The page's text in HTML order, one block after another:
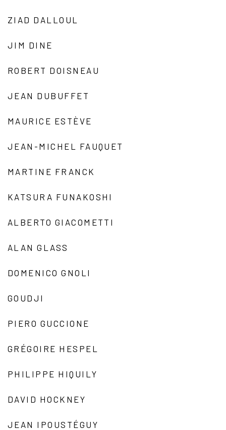
ZIAD DALLOUL
JIM DINE
ROBERT DOISNEAU
JEAN DUBUFFET
MAURICE ESTÈVE
JEAN-MICHEL FAUQUET
MARTINE FRANCK
KATSURA FUNAKOSHI
ALBERTO GIACOMETTI
ALAN GLASS
DOMENICO GNOLI
GOUDJI
PIERO GUCCIONE
GRÉGOIRE HESPEL
PHILIPPE HIQUILY
DAVID HOCKNEY
JEAN IPOUSTÉGUY